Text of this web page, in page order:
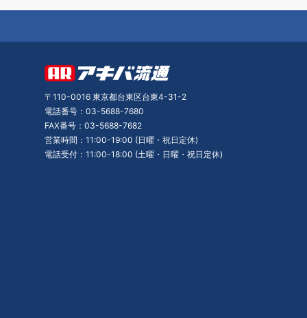
〒110-0016 東京都台東区台東4-31-2
電話番号：03-5688-7680
FAX番号：03-5688-7682
営業時間：11:00-19:00 (日曜・祝日定休)
電話受付：11:00-18:00 (土曜・日曜・祝日定休)